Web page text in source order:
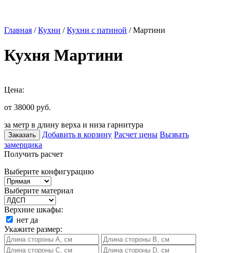
Главная /Кухни /Кухни с патиной / Мартини
Кухня Мартини
Цена:
от 38000 руб.
за метр в длину верха и низа гарнитура
Заказать Добавить в корзину Расчет цены Вызвать
замерщика
Получить расчет
Выберите конфигурацию
Выберите материал
Верхние шкафы:
нет да
Укажите размер: